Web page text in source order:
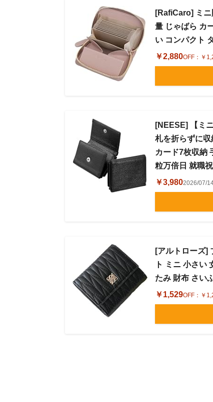
[RafiCaro] ミ
量 じゃばら カ
い コンパクト
￥2,880OFF： ￥
[NEESE] 【ミ
札を折らずに
カード7枚収納
粒万倍日 就職
￥3,9802026/07/
[アルトローズ]
ト ミニ 小さい
たみ 財布 さい
￥1,529OFF： ￥